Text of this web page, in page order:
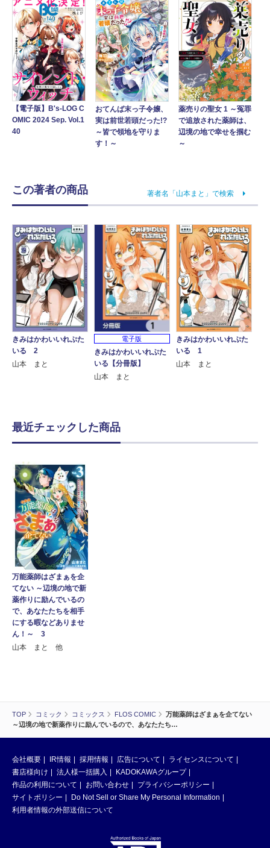
TOP コミック コミックス FLOS COMIC
万能薬師はざまぁを企てない
～辺境の地で新薬作りに励んでいるので、あなたたち…
【電子版】B's-LOG C
OMIC 2024 Sep. Vol.1
40
おてんば末っ子令嬢、
実は前世若頭だった!?
～皆で領地を守りま
す！～
薬売りの聖女 1 ～冤罪
で追放された薬師は、
辺境の地で幸せを掴む
～
この著者の商品 著者名「山本まと」で検索
きみはかわいいれぷた
いる 2
山本 まと
電子版
きみはかわいいれぷた
いる【分冊版】
山本 まと
きみはかわいいれぷた
いる 1
山本 まと
最近チェックした商品
万能薬師はざまぁを企
てない ～辺境の地で新
薬作りに励んでいるの
で、あなたたちを相手
にする暇などありませ
ん！～ 3
山本 まと 他
会社概要 IR情報 採用情報 広告について
ライセンスについて
書店様向け
法人様一括購入
KADOKAWAグループ
作品の利用について
お問い合わせ
プライバシーポリシー
サイトポリシー
Do Not Sell or Share My Personal Information
利用者情報の外部送信について